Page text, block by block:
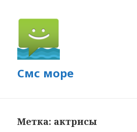
Смс море
Метка: актрисы